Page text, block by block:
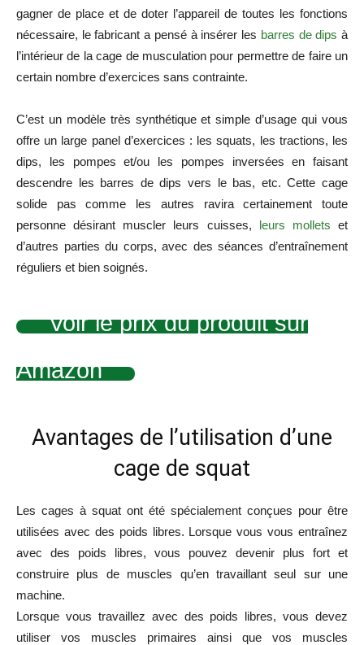
gagner de place et de doter l’appareil de toutes les fonctions
nécessaire, le fabricant a pensé à insérer les barres de dips à
l’intérieur de la cage de musculation pour permettre de faire un
certain nombre d’exercices sans contrainte.
C’est un modèle très synthétique et simple d’usage qui vous
offre un large panel d’exercices : les squats, les tractions, les
dips, les pompes et/ou les pompes inversées en faisant
descendre les barres de dips vers le bas, etc. Cette cage
solide pas comme les autres ravira certainement toute
personne désirant muscler leurs cuisses, leurs mollets et
d’autres parties du corps, avec des séances d’entraînement
réguliers et bien soignés.
Voir le prix du produit sur
Amazon
Avantages de l’utilisation d’une
cage de squat
Les cages à squat ont été spécialement conçues pour être
utilisées avec des poids libres. Lorsque vous vous entraînez
avec des poids libres, vous pouvez devenir plus fort et
construire plus de muscles qu’en travaillant seul sur une
machine.
Lorsque vous travaillez avec des poids libres, vous devez
utiliser vos muscles primaires ainsi que vos muscles